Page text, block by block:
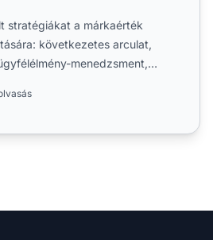
stratégiákat a márkaérték
következetes arculat,
menedzsment,